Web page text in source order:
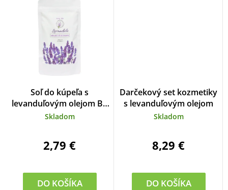
Soľ do kúpeľa s
levanduľovým olejom BT
Premium 300 ml
Skladom
2,79 €
DO KOŠÍKA
Darčekový set kozmetiky
s levanduľovým olejom
Skladom
8,29 €
DO KOŠÍKA